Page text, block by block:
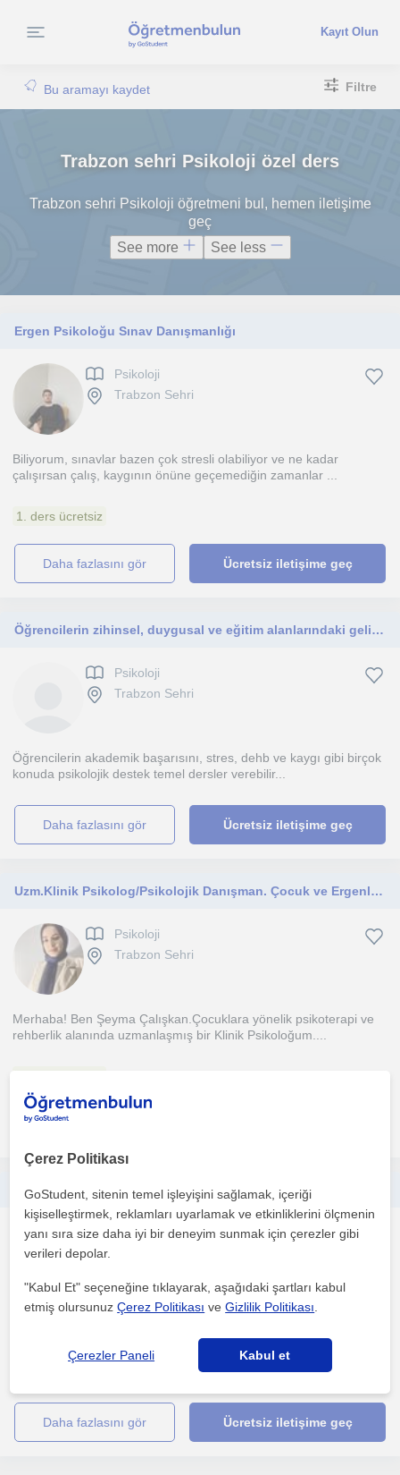
Kayıt Olun
Bu aramayı kaydet Filtre
Trabzon sehri Psikoloji özel ders
Trabzon sehri Psikoloji öğretmeni bul, hemen iletişime
geç
See more
See less
Ergen Psikoloğu Sınav Danışmanlığı
Psikoloji
Trabzon Sehri
Biliyorum, sınavlar bazen çok stresli olabiliyor ve ne kadar
çalışırsan çalış, kaygının önüne geçemediğin zamanlar ...
1. ders ücretsiz
daha fazlasını gör Ücretsiz iletişime geç
Öğrencilerin zihinsel, duygusal ve eğitim alanlarındaki gelişimlerine odaklanan bir psikoloğum.
Psikoloji
Trabzon Sehri
Öğrencilerin akademik başarısını, stres, dehb ve kaygı gibi birçok
konuda psikolojik destek temel dersler verebilir...
daha fazlasını gör Ücretsiz iletişime geç
Uzm.Klinik Psikolog/Psikolojik Danışman. Çocuk ve Ergenler için Rehberlik ve Psikolojik Danışmanlık hizmeti vermekteyim
Psikoloji
Trabzon Sehri
Merhaba! Ben Şeyma Çalışkan.Çocuklara yönelik psikoterapi ve
rehberlik alanında uzmanlaşmış bir Klinik Psikoloğum....
daha fazlasını gör
Sınavlara yönelik eğitim koçluğu veriyorum
Psikoloji
Sınavlara çalışmak sizin için zor olabilir. Belki daha önceki
daha fazlasını gör Ücretsiz iletişime geç
Çerez Politikası
GoStudent, sitenin temel işleyişini sağlamak, içeriği
kişiselleştirmek, reklamları uyarlamak ve etkinliklerini ölçmenin
yanı sıra size daha iyi bir deneyim sunmak için çerezler gibi
verileri depolar.
"Kabul Et" seçeneğine tıklayarak, aşağıdaki şartları kabul
etmiş olursunuzÇerez Politikası veGizlilik Politikası
Çerezler Paneli Kabul et